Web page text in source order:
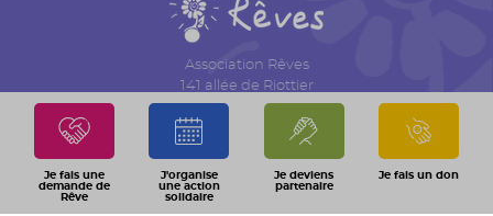
Je fais une
demande de
Rêve
J'organise
une action
solidaire
Je deviens
partenaire
Je fais un don
Association Rêves
141 allée de Riottier
CS 7007 – Limas
69651 Villefranche sur Saône Cedex
04 74 06 30 00